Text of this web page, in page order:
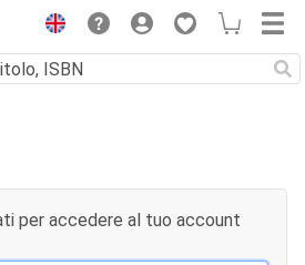
per accedere al tuo account